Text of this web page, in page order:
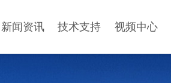
新闻资讯 技术支持 视频中心